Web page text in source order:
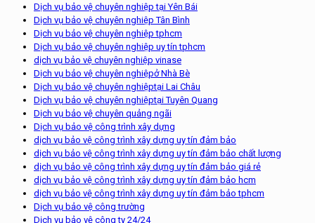
Dịch vụ bảo vệ chuyên nghiệp tại Yên Bái
Dịch vụ bảo vệ chuyên nghiệp Tân Bình
Dịch vụ bảo vệ chuyên nghiệp tphcm
Dịch vụ bảo vệ chuyên nghiệp uy tín tphcm
dịch vụ bảo vệ chuyên nghiệp vinase
Dịch vụ bảo vệ chuyên nghiệpở Nhà Bè
Dịch vụ bảo vệ chuyên nghiệptại Lai Châu
Dịch vụ bảo vệ chuyên nghiệptại Tuyên Quang
Dịch vụ bảo vệ chuyên quảng ngãi
Dịch vụ bảo vệ công trình xây dựng
dịch vụ bảo vệ công trình xây dựng uy tín đảm bảo
dịch vụ bảo vệ công trình xây dựng uy tín đảm bảo chất lượng
dịch vụ bảo vệ công trình xây dựng uy tín đảm bảo giá rẻ
dịch vụ bảo vệ công trình xây dựng uy tín đảm bảo hcm
dịch vụ bảo vệ công trình xây dựng uy tín đảm bảo tphcm
Dịch vụ bảo vệ công trường
Dịch vụ bảo vệ công ty 24/24